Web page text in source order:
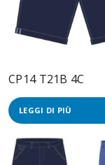
CP14 T21B 4C
LEGGI DI PIÙ